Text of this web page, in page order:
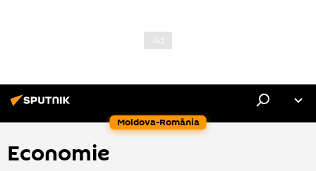
Moldova-România
Economie